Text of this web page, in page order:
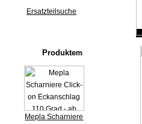
Ersatzteilsuche
Produkte
Mepla Scharniere